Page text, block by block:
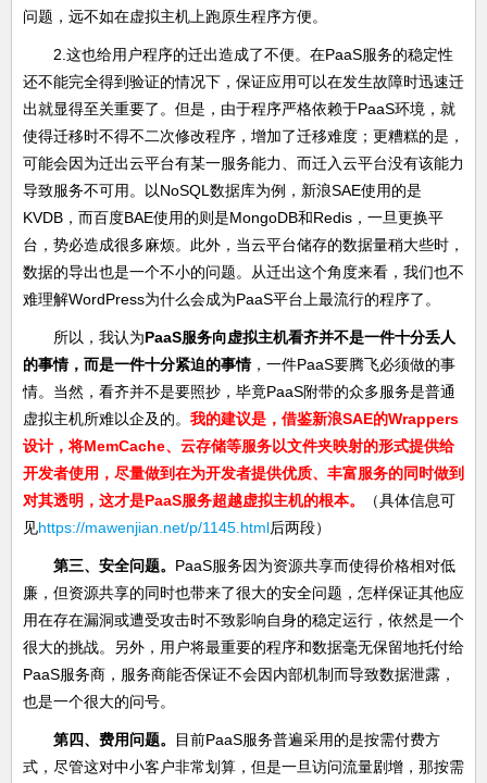
问题，远不如在虚拟主机上跑原生程序方便。
2.这也给用户程序的迁出造成了不便。在PaaS服务的稳定性
还不能完全得到验证的情况下，保证应用可以在发生故障时迅速迁
出就显得至关重要了。但是，由于程序严格依赖于PaaS环境，就
使得迁移时不得不二次修改程序，增加了迁移难度；更糟糕的是，
可能会因为迁出云平台有某一服务能力、而迁入云平台没有该能力
导致服务不可用。以NoSQL数据库为例，新浪SAE使用的是
KVDB，而百度BAE使用的则是MongoDB和Redis，一旦更换平
台，势必造成很多麻烦。此外，当云平台储存的数据量稍大些时，
数据的导出也是一个不小的问题。从迁出这个角度来看，我们也不
难理解WordPress为什么会成为PaaS平台上最流行的程序了。
所以，我认为PaaS服务向虚拟主机看齐并不是一件十分丢人
的事情，而是一件十分紧迫的事情，一件PaaS要腾飞必须做的事
情。当然，看齐并不是要照抄，毕竟PaaS附带的众多服务是普通
虚拟主机所难以企及的。 我的建议是，借鉴新浪SAE的Wrappers
设计，将MemCache、云存储等服务以文件夹映射的形式提供给
开发者使用，尽量做到在为开发者提供优质、丰富服务的同时做到
对其透明，这才是PaaS服务超越虚拟主机的根本。
（具体信息可
见https://mawenjian.net/p/1145.html后两段）
第三、安全问题。 PaaS服务因为资源共享而使得价格相对低
廉，但资源共享的同时也带来了很大的安全问题，怎样保证其他应
用在存在漏洞或遭受攻击时不致影响自身的稳定运行，依然是一个
很大的挑战。另外，用户将最重要的程序和数据毫无保留地托付给
PaaS服务商，服务商能否保证不会因内部机制而导致数据泄露，
也是一个很大的问号。
第四、费用问题。
目前PaaS服务普遍采用的是按需付费方
式，尽管这对中小客户非常划算，但是一旦访问流量剧增，那按需